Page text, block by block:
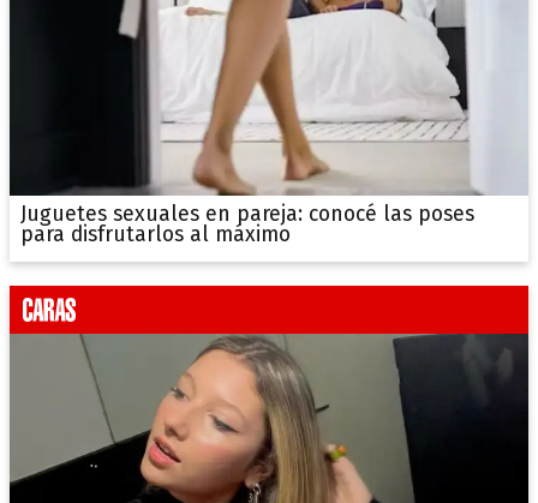
Juguetes sexuales en pareja: conocé las poses
para disfrutarlos al máximo